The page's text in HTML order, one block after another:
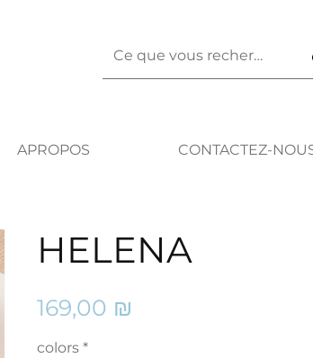
APROPOS CONTACTEZ-
HELENA
169,00 ₪
colors *